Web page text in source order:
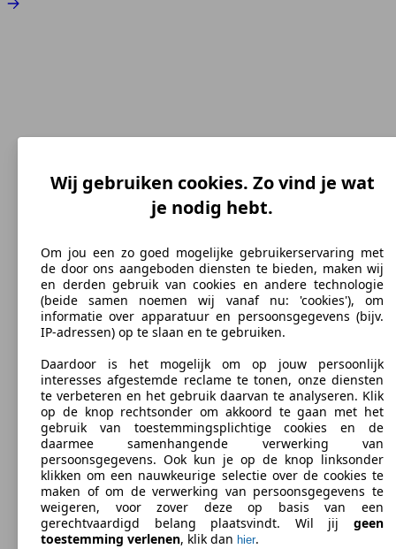
Topsnelheid (km/h)
Benzine
297 g/km
CO2-uitstoot (gem.)*
Wij gebruiken cookies. Zo vind je wat
je nodig hebt.
Om jou een zo goed mogelijke gebruikerservaring met
de door ons aangeboden diensten te bieden, maken wij
en derden gebruik van cookies en andere technologie
(beide samen noemen wij vanaf nu: 'cookies'), om
informatie over apparatuur en persoonsgegevens (bijv.
IP-adressen) op te slaan en te gebruiken.
Daardoor is het mogelijk om op jouw persoonlijk
interesses afgestemde reclame te tonen, onze diensten
te verbeteren en het gebruik daarvan te analyseren. Klik
op de knop rechtsonder om akkoord te gaan met het
gebruik van toestemmingsplichtige cookies en de
daarmee samenhangende verwerking van
persoonsgegevens. Ook kun je op de knop linksonder
klikken om een nauwkeurige selectie over de cookies te
maken of om de verwerking van persoonsgegevens te
weigeren, voor zover deze op basis van een
gerechtvaardigd belang plaatsvindt. Wil jij geen
toestemming verlenen, klik dan hier.